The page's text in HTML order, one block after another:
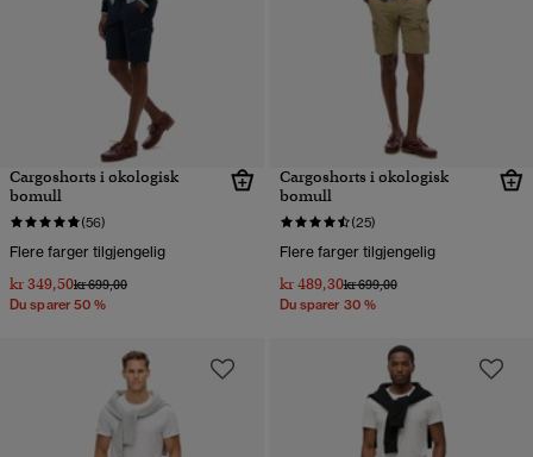
Cargoshorts i økologisk
bomull
(56)
Flere farger tilgjengelig
kr 349,50Pris nedsatt fra
kr 699,00til
Du sparer 50 %
Cargoshorts i økologisk
bomull
(25)
Flere farger tilgjengelig
kr 489,30Pris nedsatt fra
kr 699,00til
Du sparer 30 %